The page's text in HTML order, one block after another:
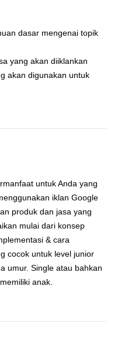
dasar mengenai topik
yang akan diiklankan
akan digunakan untuk
untuk Anda yang
iklan Google
produk dan jasa yang
mulai dari konsep
& cara
cocok untuk level junior
umur. Single atau bahkan
anak.